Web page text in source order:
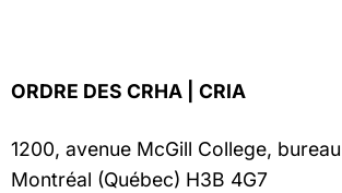
ORDRE DES CRHA | CRIA
1200, avenue McGill College,
Montréal (Québec) H3B 4G7